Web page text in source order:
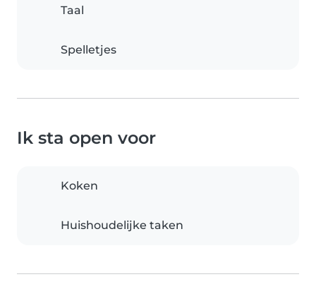
Taal
Spelletjes
Ik sta open voor
Koken
Huishoudelijke taken